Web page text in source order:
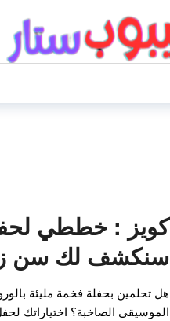
كويز : خططي
سنكشف لك سن
هل تحلمين بحفلة فخمة مليئة
الموسيقى الصاخبة؟ اختياراتك